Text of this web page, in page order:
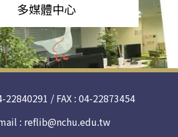
多媒體中心
22840291 / FAX : 04-22873454
: reflib@nchu.edu.tw